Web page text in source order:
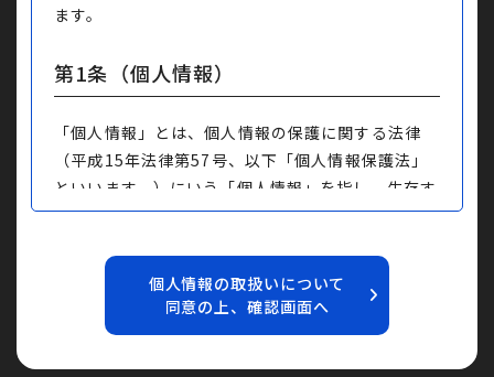
ます。
第1条 （個人情報）
「個人情報」とは、個人情報の保護に関する法律
（平成15年法律第57号、以下「個人情報保護法」
といいます。）にいう「個人情報」を指し、生存す
る個人に関する情報であって、当該情報に含まれる
識別できるもの又は個人識別符号が含まれるものを
個人情報の取扱いについて
同意の上、確認画面へ